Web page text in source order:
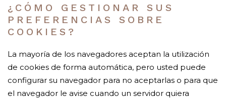
¿CÓMO GESTIONAR SUS
PREFERENCIAS SOBRE
COOKIES?
La mayoría de los navegadores aceptan la utilización
de cookies de forma automática, pero usted puede
configurar su navegador para no aceptarlas o para que
el navegador le avise cuando un servidor quiera